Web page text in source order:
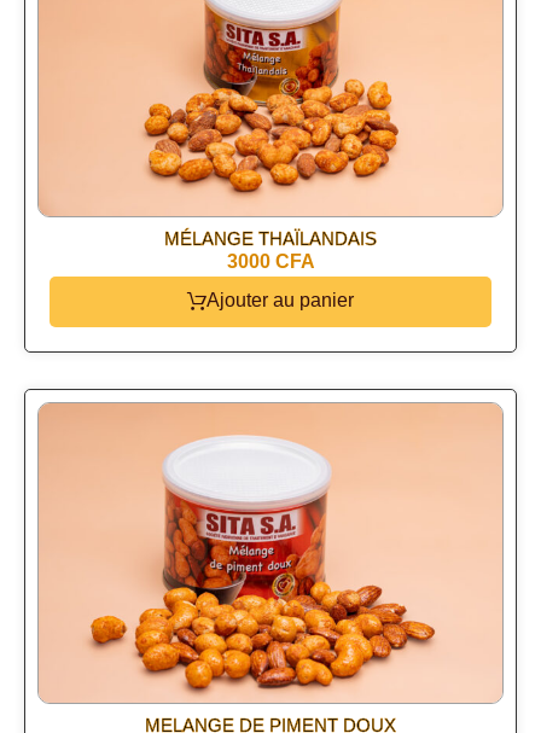
MÉLANGE THAÏLANDAIS
3000 CFA
Ajouter au panier
MELANGE DE PIMENT DOUX